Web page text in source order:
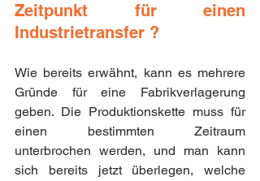
Zeitpunkt für einen
Industrietransfer ?
Wie bereits erwähnt, kann es mehrere
Gründe für eine Fabrikverlagerung
geben. Die Produktionskette muss für
einen bestimmten Zeitraum
unterbrochen werden, und man kann
sich bereits jetzt überlegen, welche